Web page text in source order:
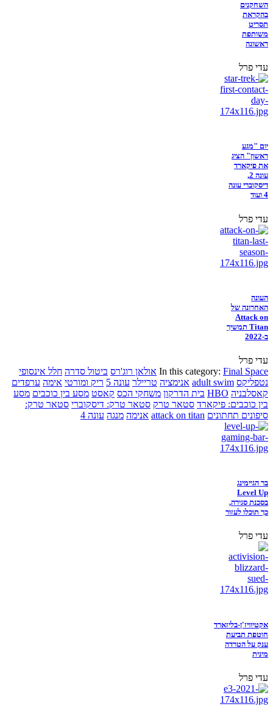
השחקנים
בהקראת
תסריט
משותפת
ראשונה
עדי פרל
יום "מגע
ראשון" הציג
את פיקארד
עונה 2,
דיסקוברי עונה
4 ועוד
עדי פרל
העונה
האחרונה של
Attack on
Titan תמשיך
ב-2022
עדי פרל
In this category: Final Space אולאן רוג'רס ביטול סדרה חלל אינסופי
נטפליקס adult swim אנימציה טריילר עונה 5 ריק ומורטי אימה ערפדים
קאסלבניה HBO בית הדרקון משחקי הכס קאסט מסע בין כוכבים מסע
בין כוכבים: פיקארד סטאר טרק סטאר טרק: דיסקוברי סטאר טרק:
סיפונים תחתונים attack on titan אנימה מנגה עונה 4
בר הגיימינג
Level Up
בסכנת סגירה,
כך תוכלו לעזור
עדי פרל
אקטיוויז'ן-בליזארד
חוטפת תביעת
ענק על הטרדה
מינית
עדי פרל